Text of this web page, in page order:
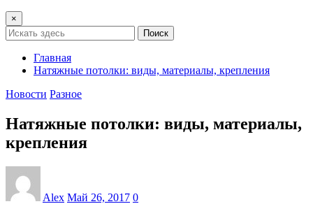
×
Поиск
Главная
Натяжные потолки: виды, материалы, крепления
Новости Разное
Натяжные потолки: виды, материалы,
крепления
Alex Май 26, 2017 0